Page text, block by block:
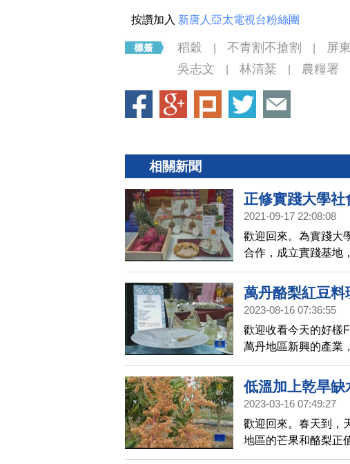
按讚加入 新唐人亞太電視台粉絲團
稻穀 不青割不搶割 屏東
吳志文 林清棻 農糧署
相關新聞
正修實踐大學
2021-09-17 22:08:08
歡迎回來。為實踐大
合作，成立實踐基地
決農民外銷受挫及疫
萬丹酪梨紅豆
2023-08-16 07:36:55
歡迎收看今天的好樣
萬丹地區新興的產業
特色農產品及食用方
在生活中吃到健康的
低溫加上乾旱
2023-03-16 07:49:27
歡迎回來。春天到，
地區的芒果和酪梨正
普遍開得比去年茂盛